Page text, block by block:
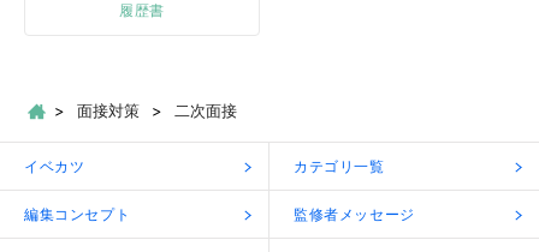
履歴書
面接対策 二次面接
イベカツ カテゴリ一覧
編集コンセプト 監修者メッセージ